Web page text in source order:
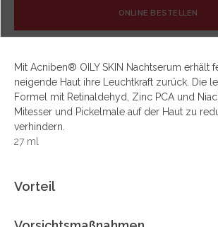
ONLINE BESTELLEN
Mit Acniben® OILY SKIN Nachtserum erhält
neigende Haut ihre Leuchtkraft zurück. Die
Formel mit Retinaldehyd, Zinc PCA und
Mitesser und Pickelmale auf der Haut zu
verhindern.
27 ml
Vorteil